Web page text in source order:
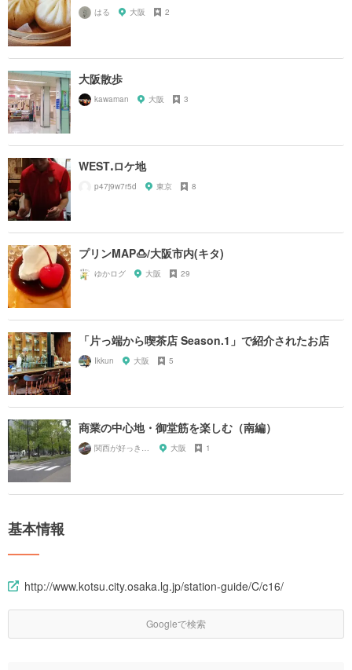
はる 大阪 2
大阪散歩
kawaman 大阪 3
WESTꓸロケ地
p47j9w7r5d 東京 8
プリンMAP🍮/大阪市内(キタ)
ゆかログ 大阪 29
「片っ端から喫茶店 Season.1」で紹介されたお店
Ikkun 大阪 5
商業の中心地・御堂筋を楽しむ（南編）
大阪 1
基本情報
http://www.kotsu.city.osaka.lg.jp/station-guide/C/c16/
Googleで検索